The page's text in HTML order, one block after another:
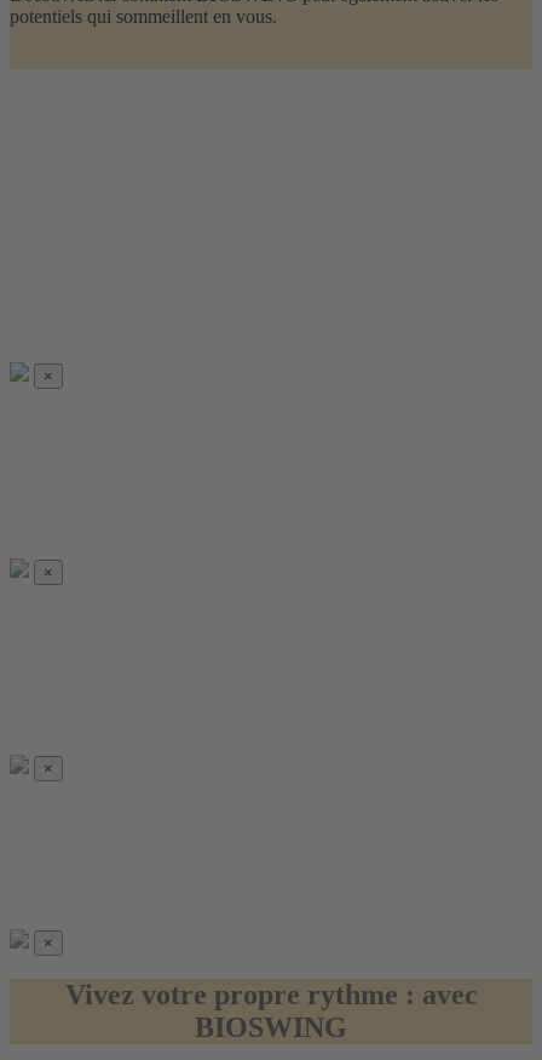
potentiels qui sommeillent en vous.
×
×
×
×
Vivez votre propre rythme : avec
BIOSWING